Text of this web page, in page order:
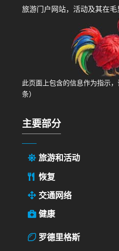
旅游门户网站，活动及其在毛
此页面上包含的信息作为指示
条）
主要部分
旅游和活动
恢复
交通网络
健康
罗德里格斯